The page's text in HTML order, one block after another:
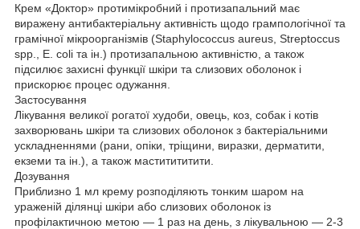
Крем «Доктор» протимікробний і протизапальний має
виражену антибактеріальну активність щодо грампологічної та
грамічної мікроорганізмів (Staphylococcus aureus, Streptoccus
spp., E. coli та ін.) протизапальною активністю, а також
підсилює захисні функції шкіри та слизових оболонок і
прискорює процес одужання.
Застосування
Лікування великої рогатої худоби, овець, коз, собак і котів
захворювань шкіри та слизових оболонок з бактеріальними
ускладненнями (рани, опіки, тріщини, виразки, дерматити,
екземи та ін.), а також маститититити.
Дозування
Приблизно 1 мл крему розподіляють тонким шаром на
ураженій ділянці шкіри або слизових оболонок із
профілактичною метою — 1 раз на день, з лікувальною — 2-3